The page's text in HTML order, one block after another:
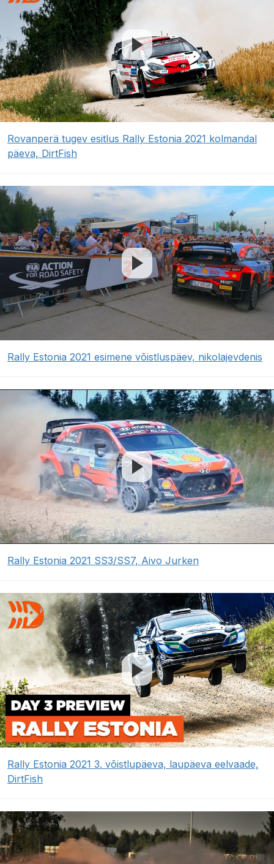
Rovanperä tugev esitlus Rally Estonia 2021 kolmandal
päeva, DirtFish
Rally Estonia 2021 esimene võistluspäev, nikolajevdenis
Rally Estonia 2021 SS3/SS7, Aivo Jurken
Rally Estonia 2021 3. võistlupäeva, laupäeva eelvaade,
DirtFish